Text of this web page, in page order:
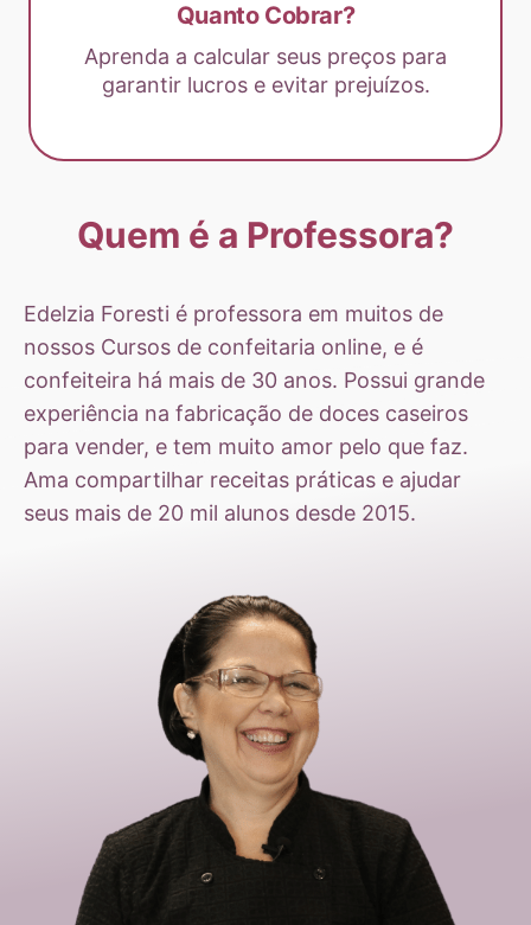
Quanto Cobrar?
Aprenda a calcular seus preços para
garantir lucros e evitar prejuízos.
Quem é a Professora?
Edelzia Foresti é professora em muitos de
nossos Cursos de confeitaria online, e é
confeiteira há mais de 30 anos. Possui grande
experiência na fabricação de doces caseiros
para vender, e tem muito amor pelo que faz.
Ama compartilhar receitas práticas e ajudar
seus mais de 20 mil alunos desde 2015.